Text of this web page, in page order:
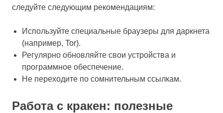
следуйте следующим рекомендациям:
Используйте специальные браузеры для даркнета
(например, Tor).
Регулярно обновляйте свои устройства и
программное обеспечение.
Не переходите по сомнительным ссылкам.
Работа с кракен: полезные